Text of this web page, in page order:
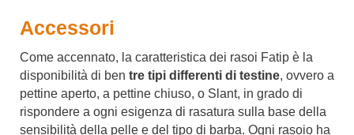
Accessori
Come accennato, la caratteristica dei rasoi Fatip è la
disponibilità di ben tre tipi differenti di testine, ovvero a
pettine aperto, a pettine chiuso, o Slant, in grado di
rispondere a ogni esigenza di rasatura sulla base della
sensibilità della pelle e del tipo di barba. Ogni rasoio ha